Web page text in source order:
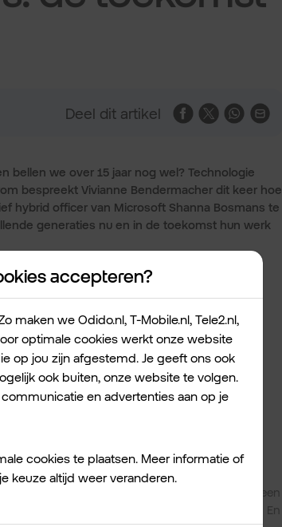
Deel dit artikel
bellen we over 15 jaar nog wel? Technologie
bespreekt Vivianne Bendermacher dit keer hoe
hybrid officer van Microsoft Shanna Bosmans te
generaties nu en in de toekomst hun werk
Vivianne Bendermacher hoe je zaken doet in een
zien we? Hoe houden we het menselijk? En
accepteren?
maken we Odido.nl, T-Mobile.nl, Tele2.nl,
optimale cookies werkt onze website
op jou zijn afgestemd. Je geeft ons ook
ook buiten, onze website te volgen.
en advertenties aan op je
cookies te plaatsen. Meer informatie of
keuze altijd weer veranderen.